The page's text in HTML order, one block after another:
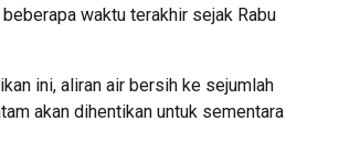
waktu terakhir sejak Rabu
ini, aliran air bersih ke sejumlah
akan dihentikan untuk sementara